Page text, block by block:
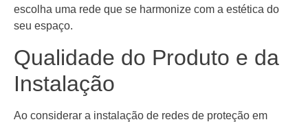
escolha uma rede que se harmonize com a estética do
seu espaço.
Qualidade do Produto e da
Instalação
Ao considerar a instalação de redes de proteção em